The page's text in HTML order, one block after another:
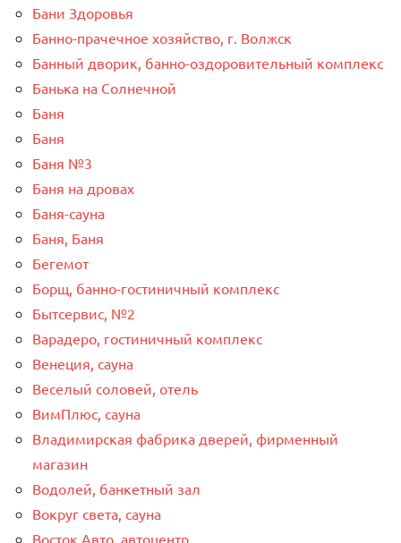
Бани Здоровья
Банно-прачечное хозяйство, г. Волжск
Банный дворик, банно-оздоровительный комплекс
Банька на Солнечной
Баня
Баня
Баня №3
Баня на дровах
Баня-сауна
Баня, Баня
Бегемот
Борщ, банно-гостиничный комплекс
Бытсервис, №2
Варадеро, гостиничный комплекс
Венеция, сауна
Веселый соловей, отель
ВимПлюс, сауна
Владимирская фабрика дверей, фирменный
магазин
Водолей, банкетный зал
Вокруг света, сауна
Восток Авто, автоцентр